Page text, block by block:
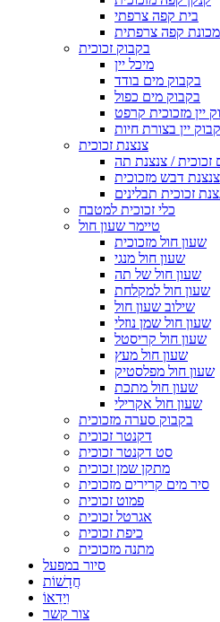
בית קפה צרפתי
קפה צרפתית
בקבוק זכוכית
מיכל יין
בקבוק מים בודד
בקבוק מים כפול
יין מזכוכית קרפט
יין בצורת חיות
צנצנת זכוכית
זכוכית / צנצנת תה
צנצנת דבש מזכוכית
זכוכית תבלינים
כלי זכוכית למטבח
טיימר שעון חול
שעון חול מזכוכית
שעון חול מנגי
שעון חול של תה
שעון חול למקלחת
שילוב שעון חול
שעון חול שמן נוזלי
שעון חול קריסטל
שעון חול מעץ
שעון חול מפלסטיק
שעון חול מתכת
שעון חול אקרילי
בקבוק סערה מזכוכית
דקנטר זכוכית
סט דקנטר זכוכית
מתקן שמן זכוכית
סיר מים קרירים מזכוכית
פמוט זכוכית
אגרטל זכוכית
כיפת זכוכית
מתנה מזכוכית
סיור במפעל
חֲדָשׁוֹת
וִידֵאוֹ
צור קשר